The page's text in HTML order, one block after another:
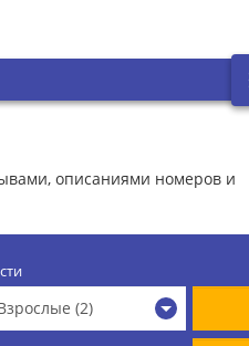
описаниями номеров и
(2)